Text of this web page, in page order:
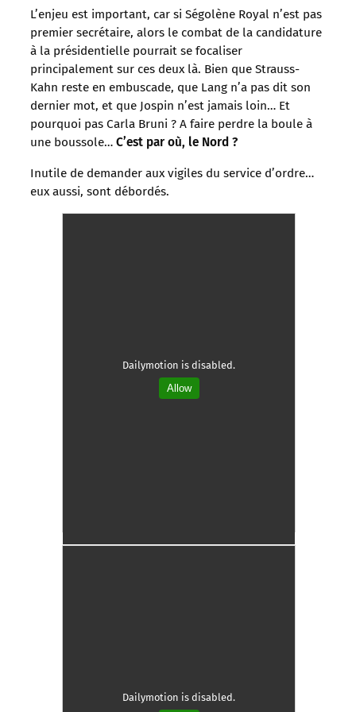
L’enjeu est important, car si Ségolène Royal n’est pas
premier secrétaire, alors le combat de la candidature
à la présidentielle pourrait se focaliser
principalement sur ces deux là. Bien que Strauss-
Kahn reste en embuscade, que Lang n’a pas dit son
dernier mot, et que Jospin n’est jamais loin… Et
pourquoi pas Carla Bruni ? A faire perdre la boule à
une boussole… C’est par où, le Nord ?
Inutile de demander aux vigiles du service d’ordre…
eux aussi, sont débordés.
Dailymotion is disabled.
Allow
Dailymotion is disabled.